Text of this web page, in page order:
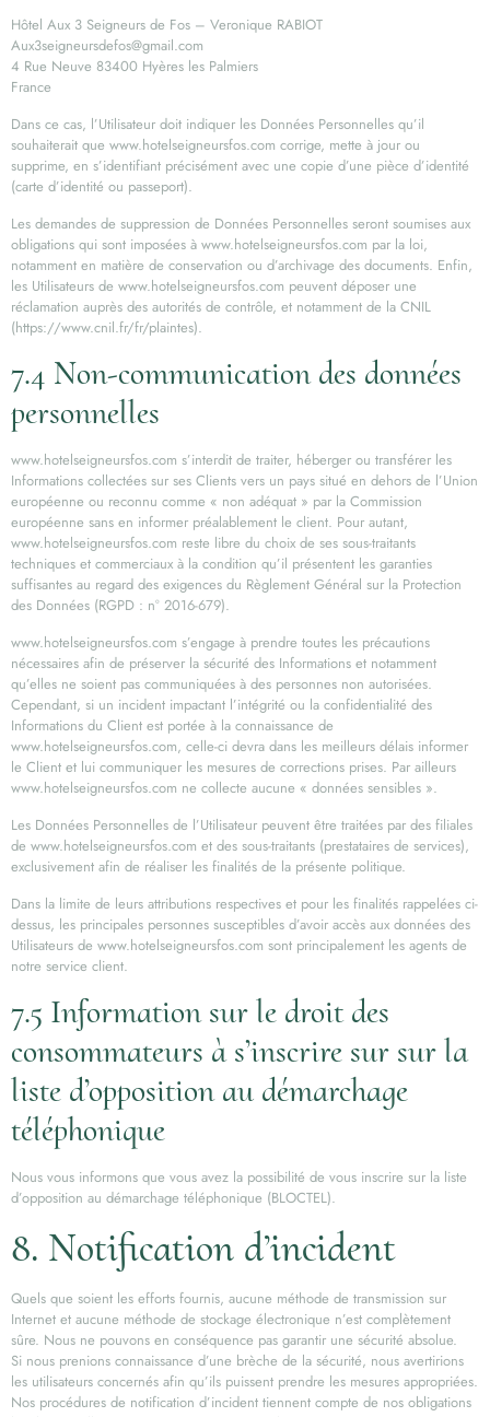
Hôtel Aux 3 Seigneurs de Fos – Veronique RABIOT
Aux3seigneursdefos@gmail.com
4 Rue Neuve 83400 Hyères les Palmiers
France
Dans ce cas, l’Utilisateur doit indiquer les Données Personnelles qu’il
souhaiterait que www.hotelseigneursfos.com corrige, mette à jour ou
supprime, en s’identifiant précisément avec une copie d’une pièce d’identité
(carte d’identité ou passeport).
Les demandes de suppression de Données Personnelles seront soumises aux
obligations qui sont imposées à www.hotelseigneursfos.com par la loi,
notamment en matière de conservation ou d’archivage des documents. Enfin,
les Utilisateurs de www.hotelseigneursfos.com peuvent déposer une
réclamation auprès des autorités de contrôle, et notamment de la CNIL
(https://www.cnil.fr/fr/plaintes).
7.4 Non-communication des données
personnelles
www.hotelseigneursfos.com s’interdit de traiter, héberger ou transférer les
Informations collectées sur ses Clients vers un pays situé en dehors de l’Union
européenne ou reconnu comme « non adéquat » par la Commission
européenne sans en informer préalablement le client. Pour autant,
www.hotelseigneursfos.com reste libre du choix de ses sous-traitants
techniques et commerciaux à la condition qu’il présentent les garanties
suffisantes au regard des exigences du Règlement Général sur la Protection
des Données (RGPD : n° 2016-679).
www.hotelseigneursfos.com s’engage à prendre toutes les précautions
nécessaires afin de préserver la sécurité des Informations et notamment
qu’elles ne soient pas communiquées à des personnes non autorisées.
Cependant, si un incident impactant l’intégrité ou la confidentialité des
Informations du Client est portée à la connaissance de
www.hotelseigneursfos.com, celle-ci devra dans les meilleurs délais informer
le Client et lui communiquer les mesures de corrections prises. Par ailleurs
www.hotelseigneursfos.com ne collecte aucune « données sensibles ».
Les Données Personnelles de l’Utilisateur peuvent être traitées par des filiales
de www.hotelseigneursfos.com et des sous-traitants (prestataires de services),
exclusivement afin de réaliser les finalités de la présente politique.
Dans la limite de leurs attributions respectives et pour les finalités rappelées ci-
dessus, les principales personnes susceptibles d’avoir accès aux données des
Utilisateurs de www.hotelseigneursfos.com sont principalement les agents de
notre service client.
7.5 Information sur le droit des
consommateurs à s’inscrire sur sur la
liste d’opposition au démarchage
téléphonique
Nous vous informons que vous avez la possibilité de vous inscrire sur la liste
d’opposition au démarchage téléphonique (BLOCTEL).
8. Notification d’incident
Quels que soient les efforts fournis, aucune méthode de transmission sur
Internet et aucune méthode de stockage électronique n’est complètement
sûre. Nous ne pouvons en conséquence pas garantir une sécurité absolue.
Si nous prenions connaissance d’une brèche de la sécurité, nous avertirions
les utilisateurs concernés afin qu’ils puissent prendre les mesures appropriées.
Nos procédures de notification d’incident tiennent compte de nos obligations